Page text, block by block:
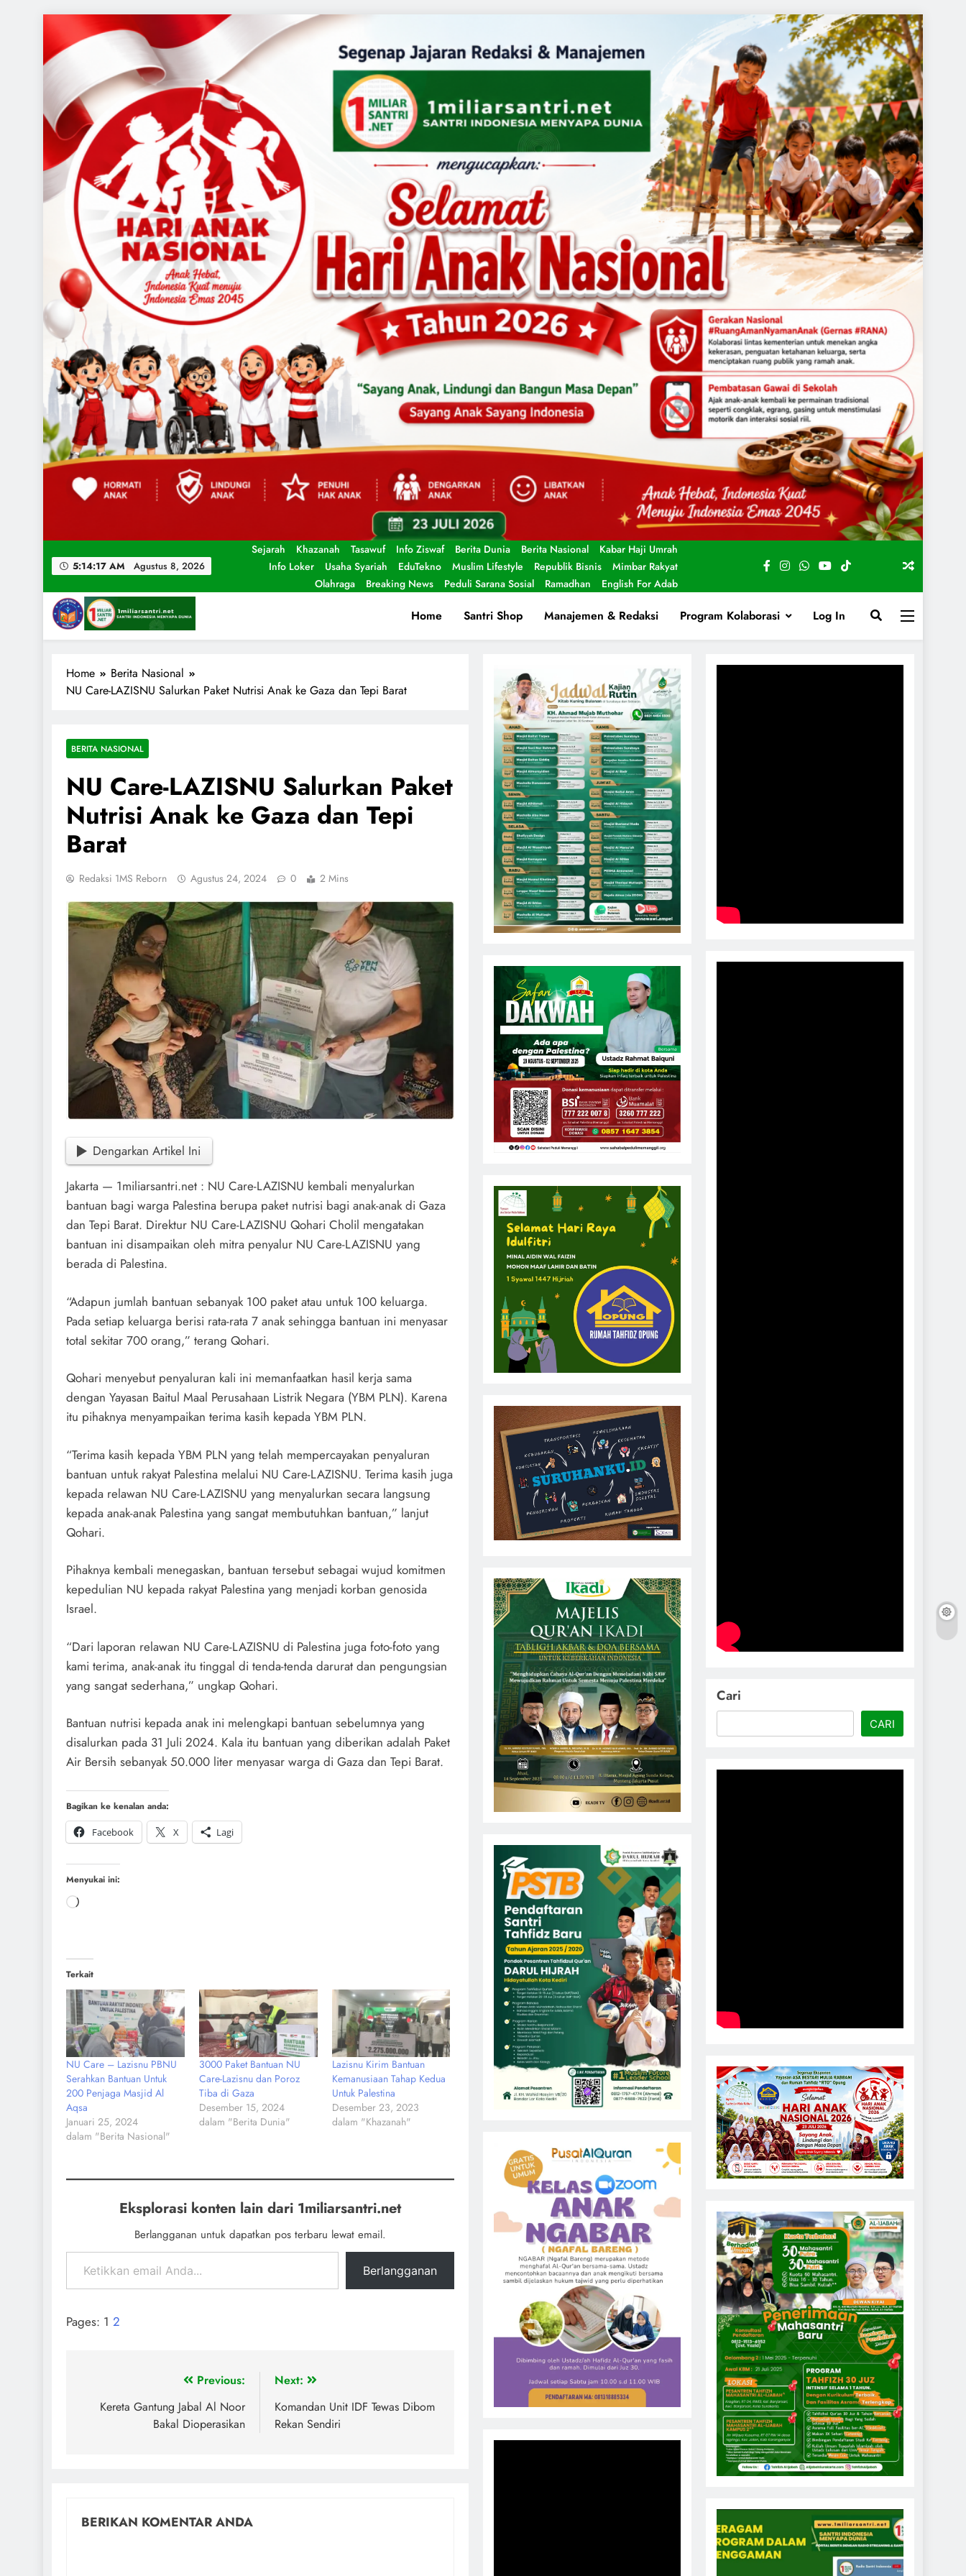
5:14:19 AM Agustus 8, 2026
Sejarah Khazanah Tasawuf Info Ziswaf Berita Dunia Berita Nasional
Kabar Haji Umrah
Info Loker
Usaha Syariah EduTekno Muslim Lifestyle Republik Bisnis
Mimbar Rakyat
Olahraga
Breaking News Peduli Sarana Sosial Ramadhan English For Adab
1miliarsantri.net
Home Santri Shop Manajemen & Redaksi Program Kolaborasi Log In
Home
Berita Nasional
NU Care-LAZISNU Salurkan Paket Nutrisi Anak ke Gaza dan Tepi Barat
BERITA NASIONAL
NU Care-LAZISNU Salurkan Paket
Nutrisi Anak ke Gaza dan Tepi
Barat
Redaksi 1MS Reborn Agustus 24, 2024 0 2 Mins
Dengarkan Artikel Ini
Jakarta — 1miliarsantri.net : NU Care-LAZISNU kembali menyalurkan
bantuan bagi warga Palestina berupa paket nutrisi bagi anak-anak di Gaza
dan Tepi Barat. Direktur NU Care-LAZISNU Qohari Cholil mengatakan
bantuan ini disampaikan oleh mitra penyalur NU Care-LAZISNU yang
berada di Palestina.
“Adapun jumlah bantuan sebanyak 100 paket atau untuk 100 keluarga.
Pada setiap keluarga berisi rata-rata 7 anak sehingga bantuan ini menyasar
total sekitar 700 orang,” terang Qohari.
Qohari menyebut penyaluran kali ini memanfaatkan hasil kerja sama
dengan Yayasan Baitul Maal Perusahaan Listrik Negara (YBM PLN). Karena
itu pihaknya menyampaikan terima kasih kepada YBM PLN.
“Terima kasih kepada YBM PLN yang telah mempercayakan penyaluran
bantuan untuk rakyat Palestina melalui NU Care-LAZISNU. Terima kasih juga
kepada relawan NU Care-LAZISNU yang menyalurkan secara langsung
kepada anak-anak Palestina yang sangat membutuhkan bantuan,” lanjut
Qohari.
Pihaknya kembali menegaskan, bantuan tersebut sebagai wujud komitmen
kepedulian NU kepada rakyat Palestina yang menjadi korban genosida
Israel.
“Dari laporan relawan NU Care-LAZISNU di Palestina juga foto-foto yang
kami terima, anak-anak itu tinggal di tenda-tenda darurat dan pengungsian
yang sangat sederhana,” ungkap Qohari.
Bantuan nutrisi kepada anak ini melengkapi bantuan sebelumnya yang
disalurkan pada 31 Juli 2024. Kala itu bantuan yang diberikan adalah Paket
Air Bersih sebanyak 50.000 liter menyasar warga di Gaza dan Tepi Barat.
Bagikan ke kenalan anda:
Facebook
X Lagi
Menyukai ini:
Terkait
NU Care – Lazisnu PBNU
Serahkan Bantuan Untuk
200 Penjaga Masjid Al
Aqsa
Januari 25, 2024
dalam "Berita Nasional"
3000 Paket Bantuan NU
Care-Lazisnu dan Poroz
Tiba di Gaza
Desember 15, 2024
dalam "Berita Dunia"
Lazisnu Kirim Bantuan
Kemanusiaan Tahap Kedua
Untuk Palestina
Desember 23, 2023
dalam "Khazanah"
Eksplorasi konten lain dari 1miliarsantri.net
Berlangganan untuk dapatkan pos terbaru lewat email.
Berlangganan
Pages: 1 2
Previous:
Kereta Gantung Jabal Al Noor
Bakal Dioperasikan
Next:
Komandan Unit IDF Tewas Dibom
Rekan Sendiri
BERIKAN KOMENTAR ANDA
Cari
CARI